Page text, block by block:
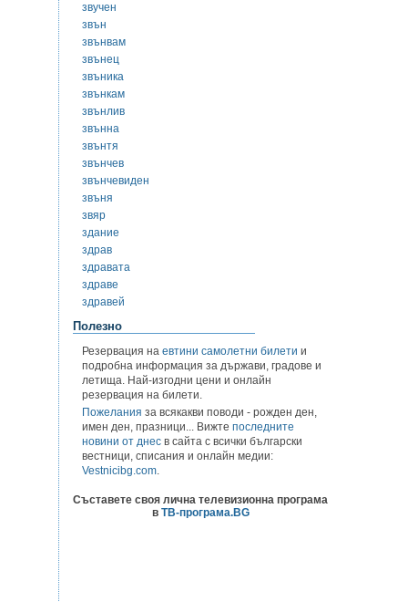
звучен
звън
звънвам
звънец
звъника
звънкам
звънлив
звънна
звънтя
звънчев
звънчевиден
звъня
звяр
здание
здрав
здравата
здраве
здравей
Полезно
Резервация на евтини самолетни билети и
подробна информация за държави, градове и
летища. Най-изгодни цени и онлайн
резервация на билети.
Пожелания за всякакви поводи - рожден ден,
имен ден, празници... Вижте последните
новини от днес в сайта с всички български
вестници, списания и онлайн медии:
Vestnicibg.com.
Съставете своя лична телевизионна програма
в ТВ-програма.BG